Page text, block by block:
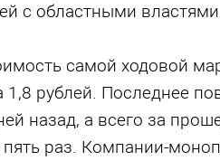
с областными
самой ходовой
1,8 рублей. Последнее
назад, а всего за
пять раз. Компании-